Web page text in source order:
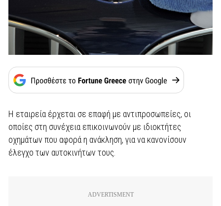
Η εταιρεία έρχεται σε επαφή με αντιπροσωπείες, οι
οποίες στη συνέχεια επικοινωνούν με ιδιοκτήτες
οχημάτων που αφορά η ανάκληση, για να κανονίσουν
έλεγχο των αυτοκινήτων τους.